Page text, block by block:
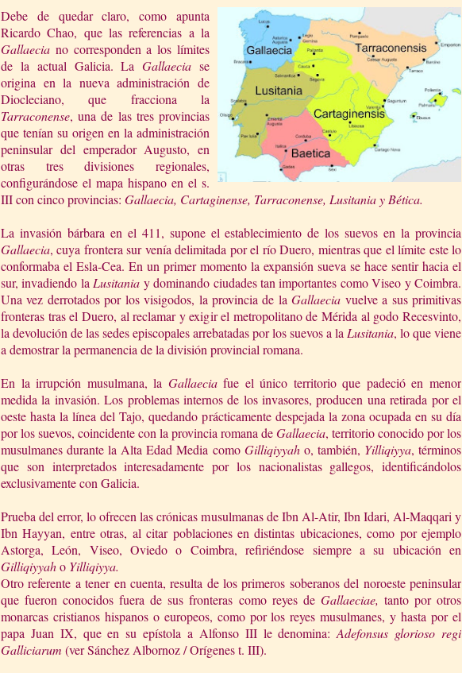
Debe de quedar claro, como apunta
Ricardo Chao, que las referencias a la
Gallaecia no corresponden a los límites
de la actual Galicia.LaGallaecia se
origina en la nueva administración de
Diocleciano, que fracciona la
Tarraconense, una de las tres provincias
que tenían su origen en la administración
peninsular del emperador Augusto, en
otras tres divisiones regionales,
configurándose el mapa hispano en el s.
III con cinco provincias: Gallaecia, Cartaginense, Tarraconense, Lusitania y Bética.
La invasión bárbara en el 411, supone el establecimiento de los suevos en la provincia
Gallaecia, cuya frontera sur venía delimitada por el río Duero, mientras que el límite este lo
conformaba el Esla-Cea. En un primer momento la expansión sueva se hace sentir hacia el
sur, invadiendo la Lusitania y dominando ciudades tan importantes como Viseo y Coimbra.
Una vez derrotados por los visigodos, la provincia de laGallaecia vuelve a sus primitivas
fronteras tras el Duero, al reclamar y exigir el metropolitano de Mérida al godo Recesvinto,
la devolución de las sedes episcopales arrebatadas por los suevos a la Lusitania, lo que viene
a demostrar la permanencia de la división provincial romana.
En la irrupción musulmana,la Gallaeciafue el único territorio que padeció en menor
medida la invasión. Los problemas internos de los invasores, producen una retirada por el
oeste hasta la línea del Tajo, quedando prácticamente despejada la zona ocupada en su día
por los suevos, coincidente con la provincia romana deGallaecia, territorio conocido por los
musulmanes durantela Alta Edad Media como Gilliqiyyaho, también, Yilliqiyya, términos
que son interpretados interesadamente por los nacionalistas gallegos, identificándolos
exclusivamente con Galicia.
Prueba del error, lo ofrecen las crónicas musulmanas de Ibn Al-Atir, Ibn Idari, Al-Maqqari y
Ibn Hayyan, entre otras, al citar poblaciones en distintas ubicaciones, como por ejemplo
Astorga, León, Viseo, Oviedo o Coimbra, refiriéndose siempre a su ubicación en
Gilliqiyyaho Yilliqiyya.
Otro referente a tener en cuenta, resulta de los primeros soberanos del noroeste peninsular
que fueron conocidos fuera de sus fronteras como reyes de Gallaeciae, tanto por otros
monarcas cristianos hispanos o europeos, como por los reyes musulmanes, y hasta por el
papa Juan IX, que en su epístola a Alfonso III le denomina:Adefonsus glorioso regi
Galliciarum (ver Sánchez Albornoz / Orígenes t. III).